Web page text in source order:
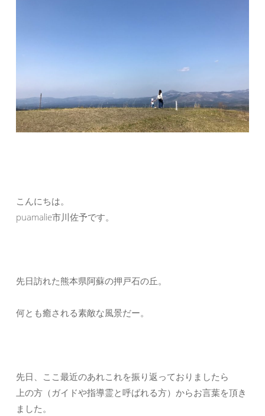
こんにちは。
puamalie市川佐予です。
先日訪れた熊本県阿蘇の押戸石の丘。
何とも癒される素敵な風景だー。
先日、ここ最近のあれこれを振り返っておりましたら
上の方（ガイドや指導霊と呼ばれる方）からお言葉を頂き
ました。